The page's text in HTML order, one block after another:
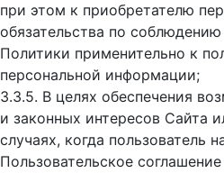
при этом к приобретателю
обязательства по
Политики применительно к
персональной информации;
3.3.5. В целях обеспечения
и законных интересов Сайта
случаях, когда пользователь
Пользовательское